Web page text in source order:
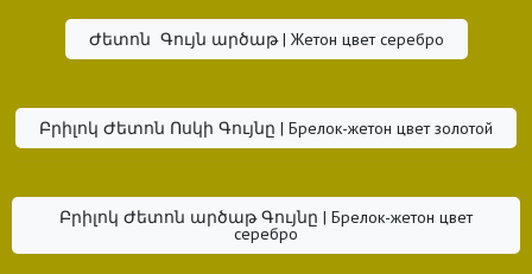
Ժետոն Գույն արծաթ | Жетон цвет серебро
Բրիլոկ Ժետոն Ոսկի Գույնը | Брелок-жетон цвет золотой
Բրիլոկ Ժետոն արծաթ Գույնը | Брелок-жетон цвет
серебро